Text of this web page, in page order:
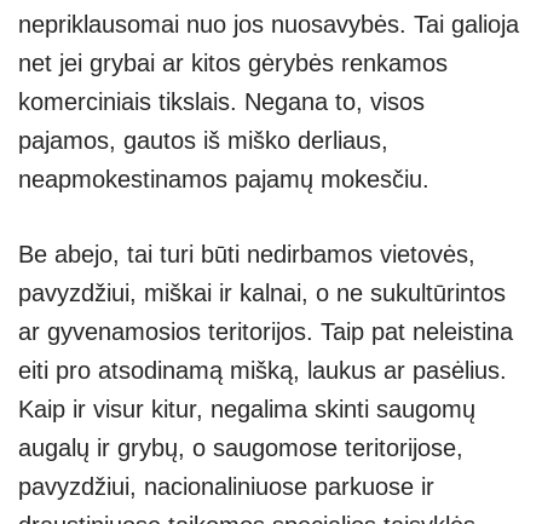
nepriklausomai nuo jos nuosavybės. Tai galioja
net jei grybai ar kitos gėrybės renkamos
komerciniais tikslais. Negana to, visos
pajamos, gautos iš miško derliaus,
neapmokestinamos pajamų mokesčiu.
Be abejo, tai turi būti nedirbamos vietovės,
pavyzdžiui, miškai ir kalnai, o ne sukultūrintos
ar gyvenamosios teritorijos. Taip pat neleistina
eiti pro atsodinamą mišką, laukus ar pasėlius.
Kaip ir visur kitur, negalima skinti saugomų
augalų ir grybų, o saugomose teritorijose,
pavyzdžiui, nacionaliniuose parkuose ir